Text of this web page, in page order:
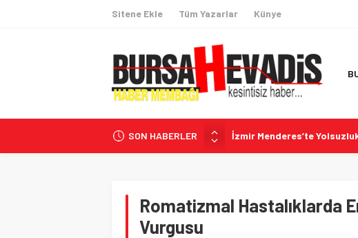
Sitene Ekle Tüm Yazarlar Künye
SON HABERLER
İzmir Menderes’te
İngiltere’de Tarihi Kuraklık
Coğrafi İşaretli Simitlerde
Romatizmal Hastalıklarda
Vurgusu